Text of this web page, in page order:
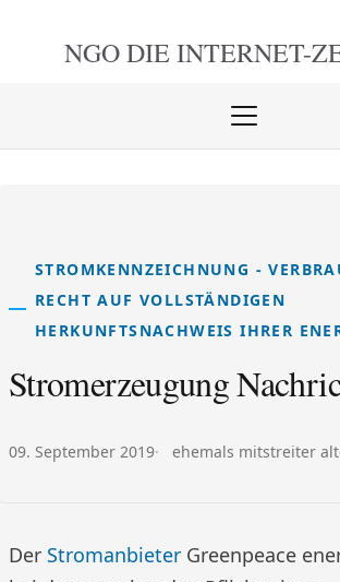
NGO DIE INTERNET-
Menü
STROMKENNZEICHNUNG -
RECHT AUF VOLLSTÄNDIGEN
HERKUNFTSNACHWEIS IHRER
Stromerzeugung
Veröffentlicht am:
09. September 2019 Autor:
ehemals mitstreiter
Der Stromanbieter Greenpeace